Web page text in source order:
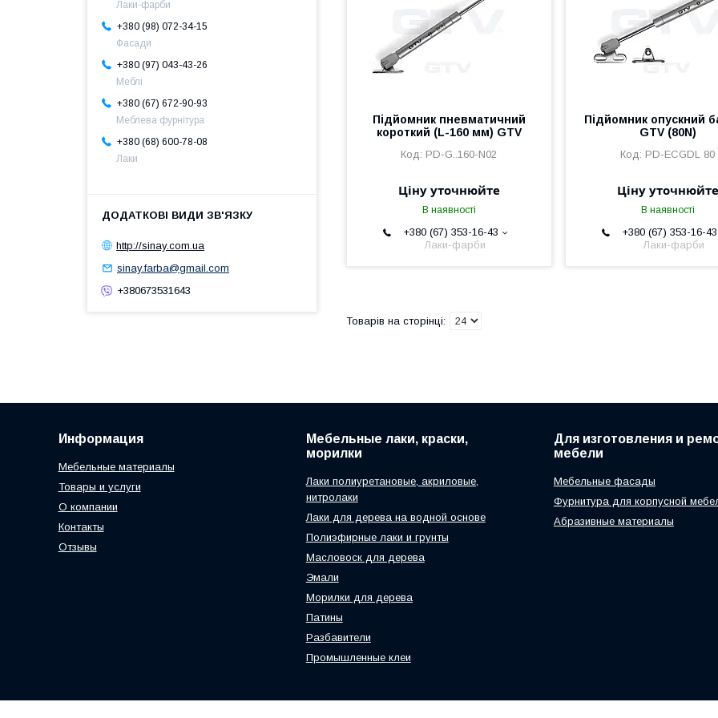
Підйомник пневматичний
короткий (L-160 мм) GTV
PD-G..160-N02
Ціну уточнюйте
В наявності
+380 (67) 353-16-43
Лаки-фарби
Підйомник опускний
GTV (80N)
PD-ECGDL 80
Ціну уточнюйте
В наявності
+380 (67) 353-16-43
Лаки-фарби
Лаки-фарби
+380 (98) 072-34-15
Фасади
+380 (97) 043-43-26
Меблі
+380 (67) 672-90-93
Меблева фурнітура
+380 (68) 600-78-08
Лаки
http://sinay.com.ua
sinay.farba@gmail.com
+380673531643
Информация
Мебельные материалы
Товары и услуги
О компании
Контакты
Отзывы
Мебельные лаки, краски,
морилки
Лаки полиуретановые, акриловые,
нитролаки
Лаки для дерева на водной основе
Полиэфирные лаки и грунты
Масловоск для дерева
Эмали
Морилки для дерева
Патины
Разбавители
Промышленные клеи
Для изготовления и
мебели
Мебельные фасады
Фурнитура для корпусной
Абразивные материалы